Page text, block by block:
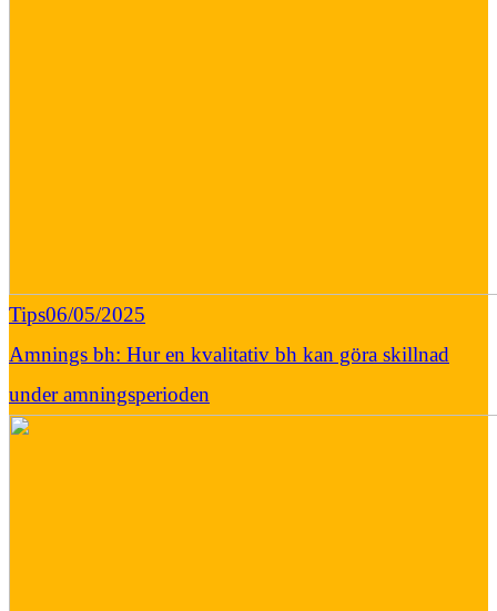
Tips06/05/2025
Amnings bh: Hur en kvalitativ bh kan göra skillnad
under amningsperioden